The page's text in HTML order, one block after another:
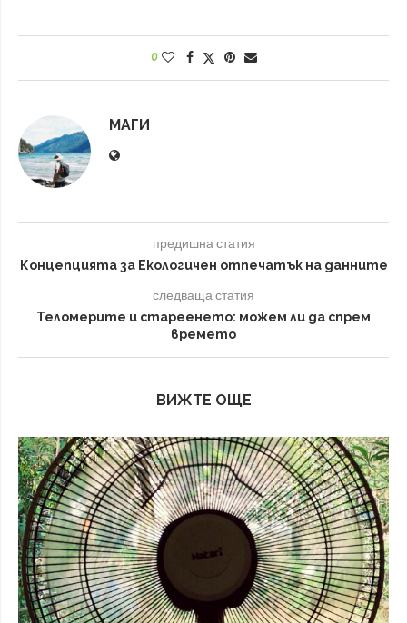
0
МАГИ
предишна статия
Концепцията за Екологичен отпечатък на данните
следваща статия
Теломерите и стареенето: можем ли да спрем
времето
ВИЖТЕ ОЩЕ